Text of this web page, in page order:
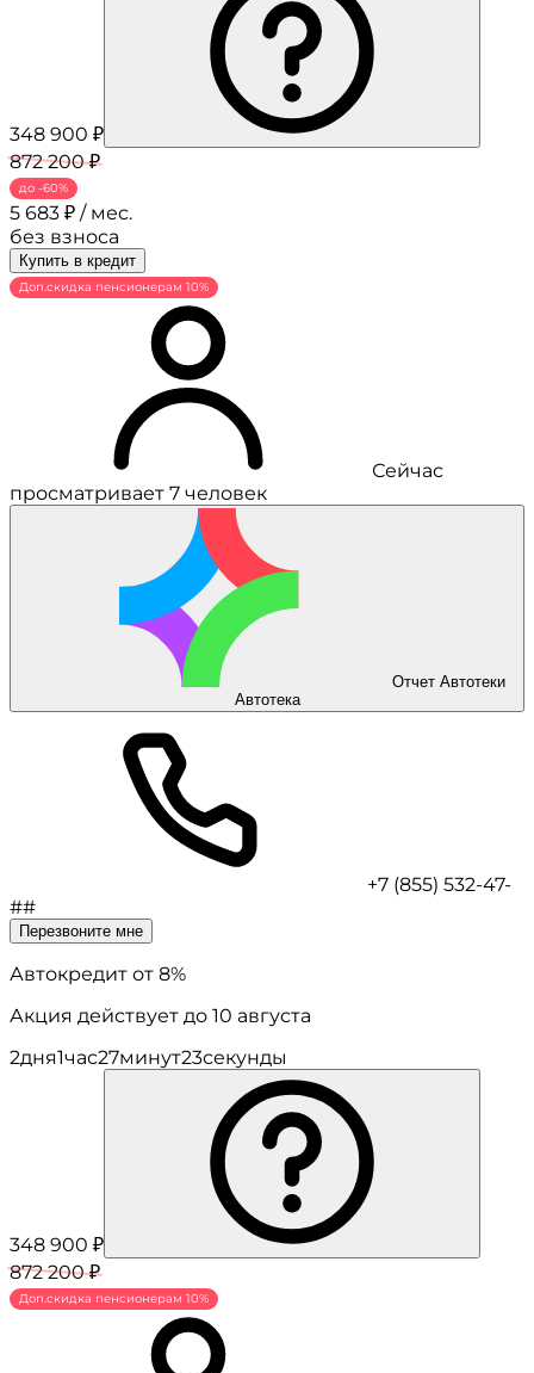
348 900 ₽
872 200 ₽
до -60%
5 683 ₽ / мес.
без взноса
Купить в кредит
Доп.скидка пенсионерам 10%
Сейчас
просматривает 7 человек
Отчет Автотеки
Автотека
+7 (855) 532-47-
##
Перезвоните мне
Автокредит от 8%
Акция действует до 10 августа
2дня1час27минут23секунды
348 900 ₽
872 200 ₽
Доп.скидка пенсионерам 10%